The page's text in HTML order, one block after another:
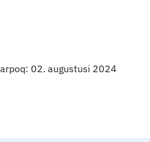
02. augustusi 2024